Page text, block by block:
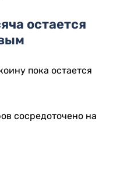
остается
пока остается
сосредоточено на